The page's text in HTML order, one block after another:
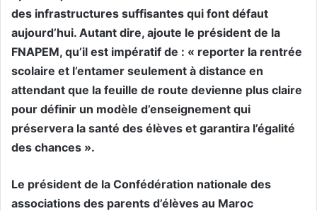
des infrastructures suffisantes qui font défaut
aujourd’hui. Autant dire, ajoute le président de la
FNAPEM, qu’il est impératif de : « reporter la rentrée
scolaire et l’entamer seulement à distance en
attendant que la feuille de route devienne plus claire
pour définir un modèle d’enseignement qui
préservera la santé des élèves et garantira l’égalité
des chances ».
Le président de la Confédération nationale des
associations des parents d’élèves au Maroc